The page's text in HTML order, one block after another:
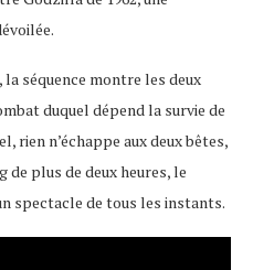
séquence montre les deux
duquel dépend la survie de
rien n’échappe aux deux bêtes,
de plus de deux heures, le
spectacle de tous les instants.